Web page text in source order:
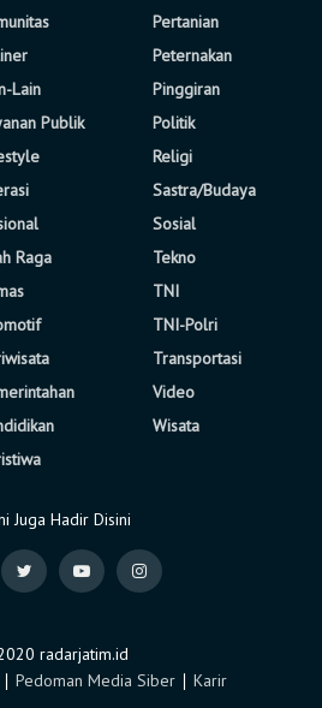
Lain
Publik
Raga
Pertanian
Peternakan
Pinggiran
Politik
Religi
Sastra/Budaya
Sosial
Tekno
TNI
TNI-Polri
Transportasi
Video
Wisata
Juga Hadir Disini
radarjatim.id
∣ Pedoman Media Siber∣ Karir